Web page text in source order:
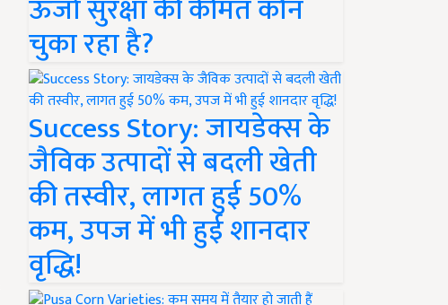
ऊर्जा सुरक्षा की कीमत कौन
चुका रहा है?
Success Story: जायडेक्स के
जैविक उत्पादों से बदली खेती
की तस्वीर, लागत हुई 50%
कम, उपज में भी हुई शानदार
वृद्धि!